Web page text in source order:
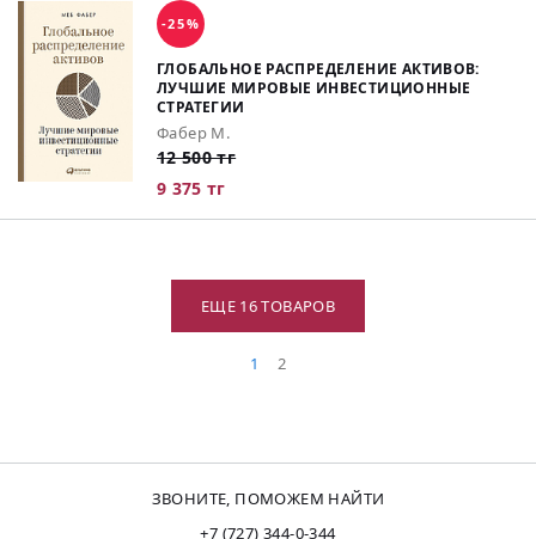
-25%
ГЛОБАЛЬНОЕ РАСПРЕДЕЛЕНИЕ АКТИВОВ:
ЛУЧШИЕ МИРОВЫЕ ИНВЕСТИЦИОННЫЕ
СТРАТЕГИИ
Фабер М.
12 500 тг
9 375 тг
ЕЩЕ 16 ТОВАРОВ
1 2
ЗВОНИТЕ, ПОМОЖЕМ НАЙТИ
+7 (727) 344-0-344